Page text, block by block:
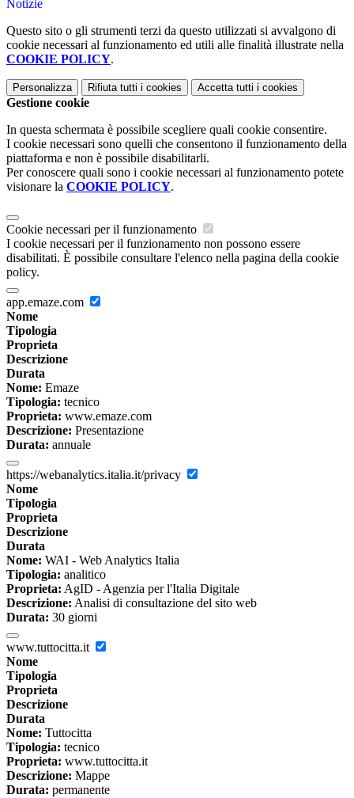
Notizie
Questo sito o gli strumenti terzi da questo utilizzati si avvalgono di
cookie necessari al funzionamento ed utili alle finalità illustrate nella
COOKIE POLICY.
Personalizza Rifiuta tutti i cookies Accetta tutti i cookies
Gestione cookie
In questa schermata è possibile scegliere quali cookie consentire.
I cookie necessari sono quelli che consentono il funzionamento della
piattaforma e non è possibile disabilitarli.
Per conoscere quali sono i cookie necessari al funzionamento potete
visionare la COOKIE POLICY.
Cookie necessari per il funzionamento
I cookie necessari per il funzionamento non possono essere
disabilitati. È possibile consultare l'elenco nella pagina della cookie
policy.
app.emaze.com
Nome
Tipologia
Proprieta
Descrizione
Durata
Nome: Emaze
Tipologia: tecnico
Proprieta: www.emaze.com
Descrizione: Presentazione
Durata: annuale
https://webanalytics.italia.it/privacy
Nome
Tipologia
Proprieta
Descrizione
Durata
Nome: WAI - Web Analytics Italia
Tipologia: analitico
Proprieta: AgID - Agenzia per l'Italia Digitale
Descrizione: Analisi di consultazione del sito web
Durata: 30 giorni
www.tuttocitta.it
Nome
Tipologia
Proprieta
Descrizione
Durata
Nome: Tuttocitta
Tipologia: tecnico
Proprieta: www.tuttocitta.it
Descrizione: Mappe
Durata: permanente